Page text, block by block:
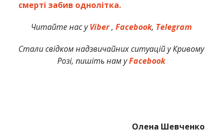
смерті забив однолітка.
Читайте нас уViber,Facebook, Telegram
Стали свідком надзвичайних ситуацій у Кривому
Розі, пишіть нам уFacebook
Олена Шевченко